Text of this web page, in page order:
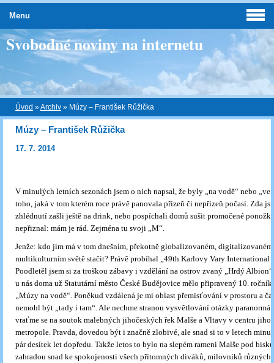
Svobodné noviny na internetu
Úvod »Archiv » Múzy – František Růžička
Múzy – František Růžička
17. 7. 2014
V minulých letních sezonách jsem o nich napsal, že byly „na vodě“ nebo „ve
toho, jaká v tom kterém roce právě panovala přízeň či nepřízeň počasí. Zda
zhlédnutí zašli ještě na drink, nebo pospíchali domů sušit promočené
nepřiznal: mám je rád. Zejména tu svoji „M“.
Jenže: kdo jim má v tom dnešním, překotně globalizovaném, digitalizovaném
multikulturním světě stačit? Právě probíhal „49th Karlovy Vary International
Poodletěl jsem si za troškou zábavy i vzdělání na ostrov zvaný „Hrdý
u nás doma už Statutární město České Budějovice mělo připravený 10.
„Múzy na vodě“. Poněkud vzdálená je mi oblast přemisťování v prostoru a
nemohl být „tady i tam“. Ale nechme stranou vysvětlování otázky
vraťme se na soutok malebných jihočeských řek Malše a Vltavy v centru
metropole. Pravda, dovedou být i značně zlobivé, ale snad si to v letech
pár desítek let dopředu. Takže letos to bylo na slepém rameni Malše pod
zahradou snad ke spokojenosti všech přítomných diváků, milovníků různých
Menu